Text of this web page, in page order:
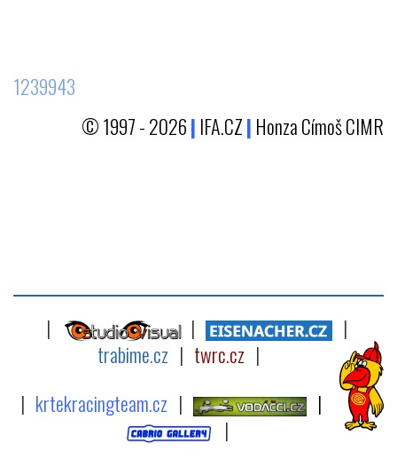
1239943
© 1997 - 2026| IFA.CZ| Honza Címoš CIMR
| |
|
trabime.cz | twrc.cz |
| krtekracingteam.cz |
|
|